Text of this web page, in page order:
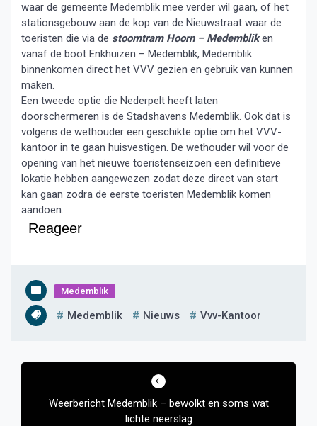
waar de gemeente Medemblik mee verder wil gaan, of het
stationsgebouw aan de kop van de Nieuwstraat waar de
toeristen die via de stoomtram Hoorn – Medembliken
vanaf de boot Enkhuizen – Medemblik, Medemblik
binnenkomen direct het VVV gezien en gebruik van kunnen
maken.
Een tweede optie die Nederpelt heeft laten
doorschermeren is de Stadshavens Medemblik. Ook dat is
volgens de wethouder een geschikte optie om het VVV-
kantoor in te gaan huisvestigen. De wethouder wil voor de
opening van het nieuwe toeristenseizoen een definitieve
lokatie hebben aangewezen zodat deze direct van start
kan gaan zodra de eerste toeristen Medemblik komen
aandoen.
Reageer
Medemblik
Medemblik Nieuws Vvv-Kantoor
Bericht
Weerbericht Medemblik – bewolkt en soms wat
lichte neerslag